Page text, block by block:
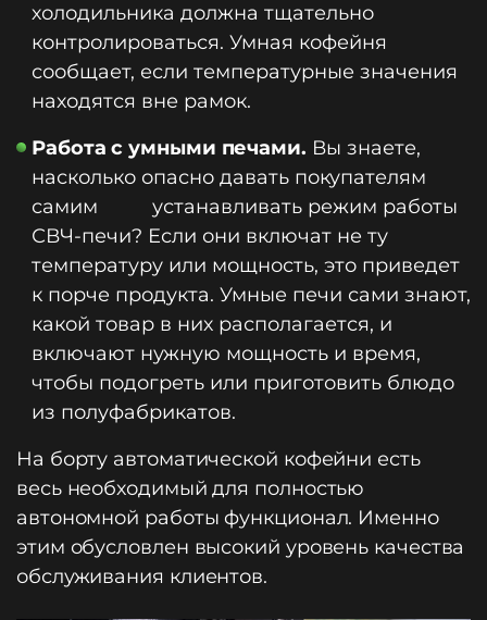
холодильника должна тщательно
контролироваться. Умная кофейня
сообщает, если температурные значения
находятся вне рамок.
Работа с умными печами. Вы знаете,
насколько опасно давать покупателям
самим устанавливать режим работы
СВЧ-печи? Если они включат не ту
температуру или мощность, это приведет
к порче продукта. Умные печи сами знают,
какой товар в них располагается, и
включают нужную мощность и время,
чтобы подогреть или приготовить блюдо
из полуфабрикатов.
На борту автоматической кофейни есть
весь необходимый для полностью
автономной работы функционал. Именно
этим обусловлен высокий уровень качества
обслуживания клиентов.